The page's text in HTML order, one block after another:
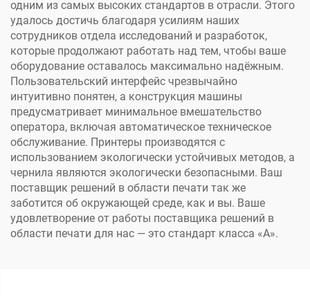
одним из самых высоких стандартов в отрасли. Этого
удалось достичь благодаря усилиям наших
сотрудников отдела исследований и разработок,
которые продолжают работать над тем, чтобы ваше
оборудование оставалось максимально надёжным.
Пользовательский интерфейс чрезвычайно
интуитивно понятен, а конструкция машины
предусматривает минимальное вмешательство
оператора, включая автоматическое техническое
обслуживание. Принтеры производятся с
использованием экологически устойчивых методов, а
чернила являются экологически безопасными. Ваш
поставщик решений в области печати так же
заботится об окружающей среде, как и вы. Ваше
удовлетворение от работы поставщика решений в
области печати для нас — это стандарт класса «А».